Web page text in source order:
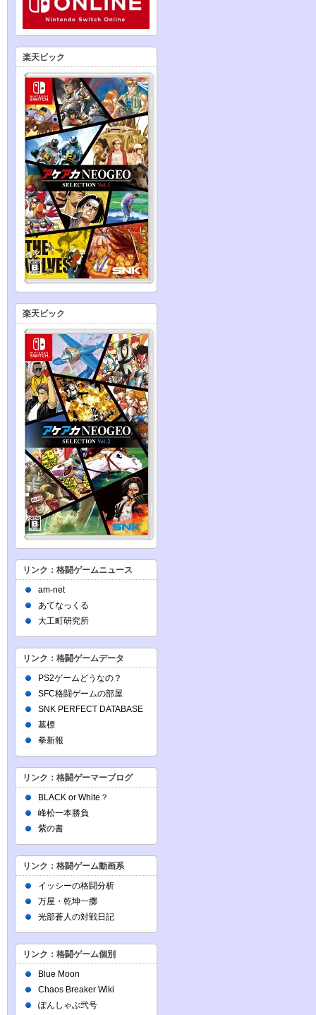
楽天ビック
楽天ビック
リンク：格闘ゲームニュース
am-net
あてなっくる
大工町研究所
リンク：格闘ゲームデータ
PS2ゲームどうなの？
SFC格闘ゲームの部屋
SNK PERFECT DATABASE
墓標
拳新報
リンク：格闘ゲーマーブログ
BLACK or White？
峰松一本勝負
紫の書
リンク：格闘ゲーム動画系
イッシーの格闘分析
万屋・乾坤一擲
光部蒼人の対戦日記
リンク：格闘ゲーム個別
Blue Moon
Chaos Breaker Wiki
ぽんしゃぶ弐号